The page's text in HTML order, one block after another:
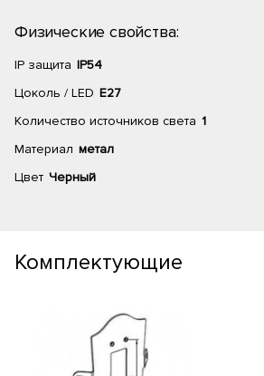
Физические свойства:
IP защита IP54
Цоколь / LED E27
Количество источников света 1
Материал метал
Цвет Черный
Комплектующие